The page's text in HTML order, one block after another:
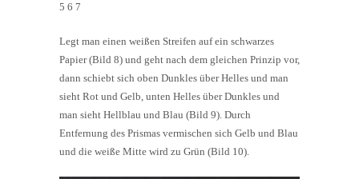
5 6 7
Legt man einen weißen Streifen auf ein schwarzes
Papier (Bild 8) und geht nach dem gleichen Prinzip vor,
dann schiebt sich oben Dunkles über Helles und man
sieht Rot und Gelb, unten Helles über Dunkles und
man sieht Hellblau und Blau (Bild 9). Durch
Entfernung des Prismas vermischen sich Gelb und Blau
und die weiße Mitte wird zu Grün (Bild 10).